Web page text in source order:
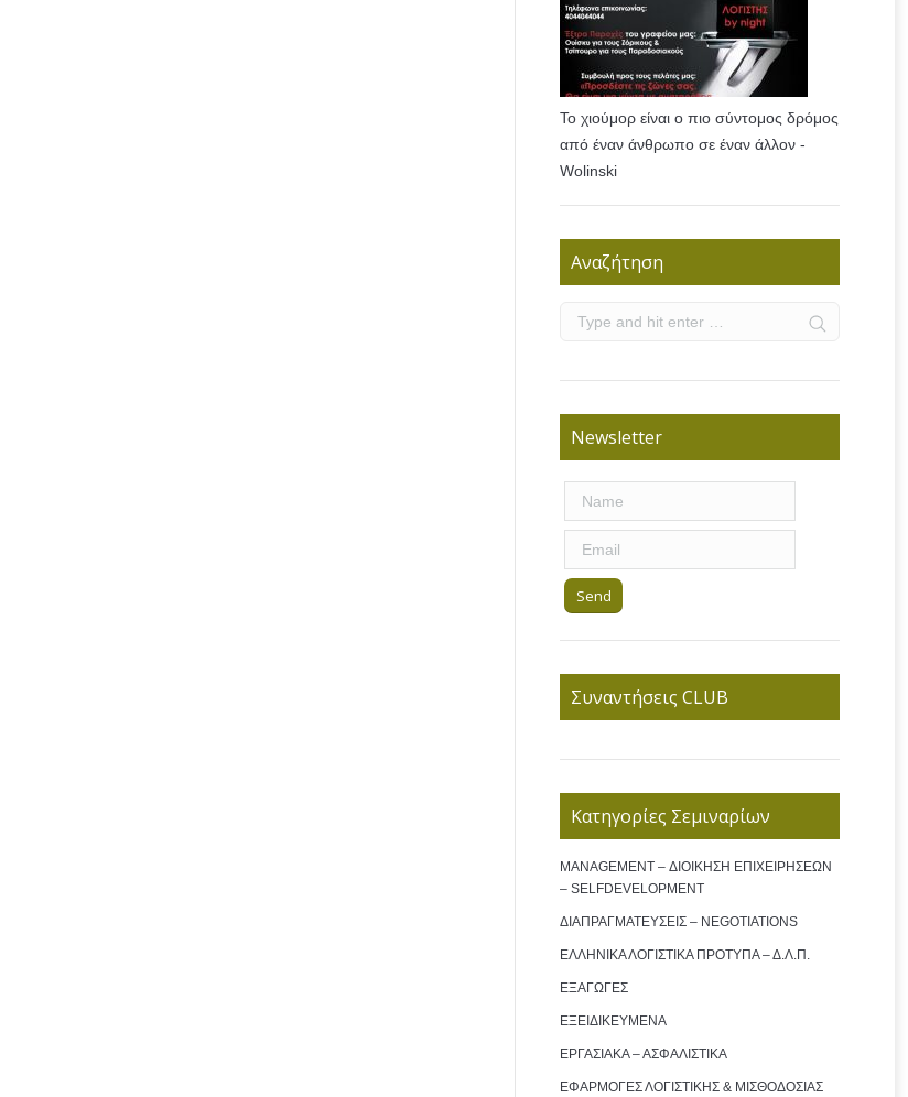
Το χιούμορ είναι ο πιο σύντομος δρόμος
από έναν άνθρωπο σε έναν άλλον -
Wolinski
Αναζήτηση
Newsletter
Συναντήσεις CLUB
Κατηγορίες Σεμιναρίων
MANAGEMENT – ΔΙΟΙΚΗΣΗ ΕΠΙΧΕΙΡΗΣΕΩΝ
– SELFDEVELOPMENT
ΔΙΑΠΡΑΓΜΑΤΕΥΣΕΙΣ – NEGOTIATIONS
ΕΛΛΗΝΙΚΑ ΛΟΓΙΣΤΙΚΑ ΠΡΟΤΥΠΑ – Δ.Λ.Π.
ΕΞΑΓΩΓΕΣ
ΕΞΕΙΔΙΚΕΥΜΕΝΑ
ΕΡΓΑΣΙΑΚΑ – ΑΣΦΑΛΙΣΤΙΚΑ
ΕΦΑΡΜΟΓΕΣ ΛΟΓΙΣΤΙΚΗΣ & ΜΙΣΘΟΔΟΣΙΑΣ